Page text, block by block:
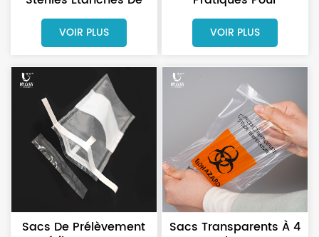
Qualité Alimentaire
Pour Les Analyses
Environnementales
VOIR PLUS
Échantillons, Sur
Lesquels On Peut Écrire,
Pour Les Laboratoires
VOIR PLUS
Sacs De Prélèvement Sacs Transparents À 4